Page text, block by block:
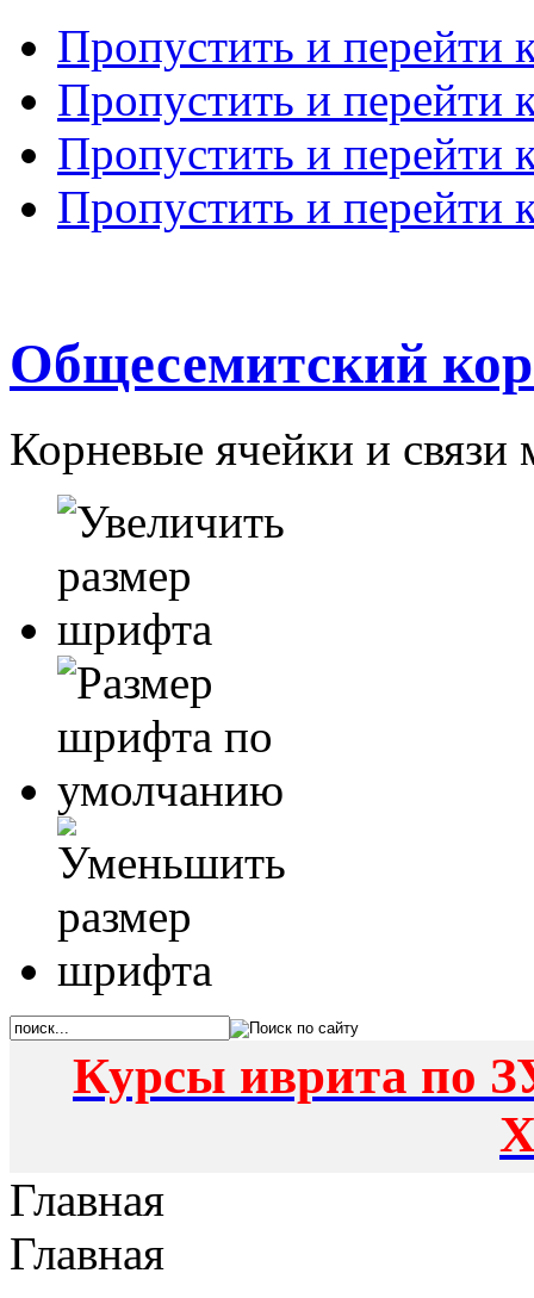
Пропустить и перейти
Пропустить и перейти
Пропустить и перейти
Пропустить и перейти
Общесемитский
Корневые ячейки и
Курсы иврита по
Главная
Главная